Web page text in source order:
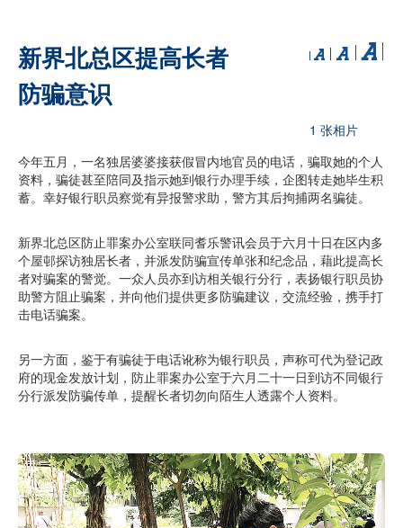
新界北总区提高长者
防骗意识
1 张相片
今年五月，一名独居婆婆接获假冒内地官员的电话，骗取她的个人
资料，骗徒甚至陪同及指示她到银行办理手续，企图转走她毕生积
蓄。幸好银行职员察觉有异报警求助，警方其后拘捕两名骗徒。
新界北总区防止罪案办公室联同耆乐警讯会员于六月十日在区内多
个屋邨探访独居长者，并派发防骗宣传单张和纪念品，藉此提高长
者对骗案的警觉。一众人员亦到访相关银行分行，表扬银行职员协
助警方阻止骗案，并向他们提供更多防骗建议，交流经验，携手打
击电话骗案。
另一方面，鉴于有骗徒于电话讹称为银行职员，声称可代为登记政
府的现金发放计划，防止罪案办公室于六月二十一日到访不同银行
分行派发防骗传单，提醒长者切勿向陌生人透露个人资料。